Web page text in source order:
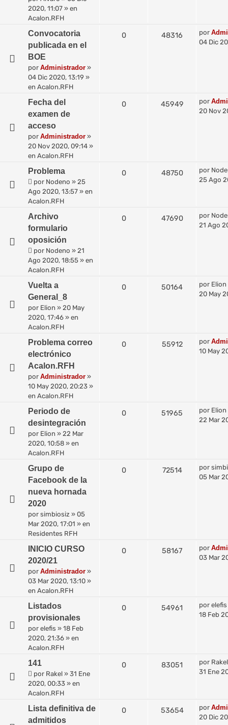
2020, 11:07 » en
Acalon.RFH
Convocatoria
publicada en el
BOE
por Administrador »
04 Dic 2020, 13:19 »
en Acalon.RFH
0 48316 por
04 Dic
Fecha del
examen de
acceso
por Administrador »
20 Nov 2020, 09:14 »
en Acalon.RFH
0 45949 por
20 Nov
Problema
por Nodeno » 25
Ago 2020, 13:57 » en
Acalon.RFH
0 48750 por
25 Ago
Archivo
formulario
oposición
por Nodeno » 21
Ago 2020, 18:55 » en
Acalon.RFH
0 47690 por
21 Ago
Vuelta a
General_8
por Elion » 20 May
2020, 17:46 » en
Acalon.RFH
0 50164 por Elion
20 May
Problema correo
electrónico
Acalon.RFH
por Administrador »
10 May 2020, 20:23 »
en Acalon.RFH
0 55912 por
10 May
Periodo de
desintegración
por Elion » 22 Mar
2020, 10:58 » en
Acalon.RFH
0 51965 por Elion
22 Mar
Grupo de
Facebook de la
nueva hornada
2020
por simbiosiz » 05
Mar 2020, 17:01 » en
Residentes RFH
0 72514 por
05 Mar
INICIO CURSO
2020/21
por Administrador »
03 Mar 2020, 13:10 »
en Acalon.RFH
0 58167 por
03 Mar
Listados
provisionales
por elefis » 18 Feb
2020, 21:36 » en
Acalon.RFH
0 54961 por elefis
18 Feb
141
por Rakel » 31 Ene
2020, 00:33 » en
Acalon.RFH
0 83051 por Rakel
31 Ene
Lista definitiva de
admitidos
0 53654 por
20 Dic